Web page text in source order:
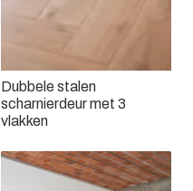
Dubbele stalen
scharnierdeur met 3
vlakken